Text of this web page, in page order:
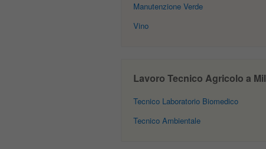
Manutenzione Verde
Vino
Lavoro Tecnico Agricolo a
Tecnico Laboratorio Biomedico
Tecnico Ambientale